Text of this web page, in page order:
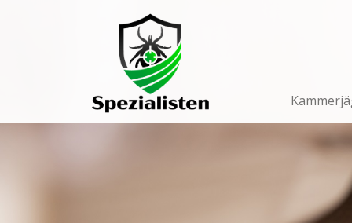
Navigation